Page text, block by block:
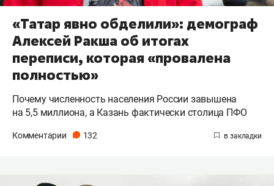
«Татар явно обделили»: демограф
Алексей Ракша об итогах
переписи, которая «провалена
полностью»
Почему численность населения России завышена
на 5,5 миллиона, а Казань фактически столица ПФО
Комментарии 132